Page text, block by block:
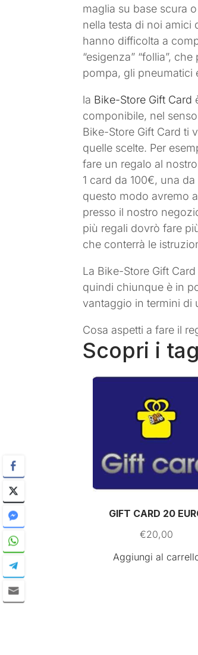
maglia su base scura
nella testa di noi amici
hanno difficolta a
“esigenza” “follia”,
pompa, gli pneumatici
la Bike-Store Gift Card
componibile, nel
Bike-Store Gift Card ti
quelle scelte. Per
fare un regalo al
1 card da 100€, una
questo modo avremo
presso il nostro
più regali dovrò fare
che conterrà le
La Bike-Store Gift
quindi chiunque è in
vantaggio in termini di
Cosa aspetti a fare il
Scopri i
GIFT CARD 20
€20,00
Aggiungi al